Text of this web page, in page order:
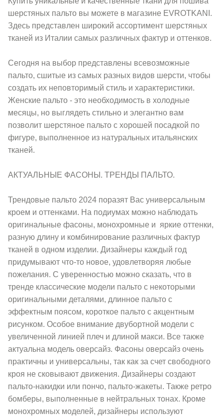
шерстяных пальто вы можете в магазине EVROTKANI.
Здесь представлен широкий ассортимент шерстяных
тканей из Италии самых различных фактур и оттенков.
Сегодня на выбор представлены всевозможные
пальто, сшитые из самых разных видов шерсти, чтобы
создать их неповторимый стиль и характеристики.
Женские пальто - это необходимость в холодные
месяцы, но выглядеть стильно и элегантно вам
позволит шерстяное пальто с хорошей посадкой по
фигуре, выполненное из натуральных итальянских
тканей.
АКТУАЛЬНЫЕ ФАСОНЫ. ТРЕНДЫ ПАЛЬТО.
Трендовые пальто 2024 поразят Вас универсальным
кроем и оттенками. На подиумах можно наблюдать
оригинальные фасоны, монохромные и яркие оттенки,
разную длину и комбинирование различных фактур
тканей в одном изделии. Дизайнеры каждый год
придумывают что-то новое, удовлетворяя любые
пожелания. С уверенностью можно сказать, что в
тренде классические модели пальто с некоторыми
оригинальными деталями, длинное пальто с
эффектным поясом, короткое пальто с акцентным
рисунком. Особое внимание двубортной модели с
увеличенной линией плеч и длиной макси. Все также
актуальна модель оверсайз. Фасоны оверсайз очень
практичны и универсальны, так как за счет свободного
кроя не сковывают движения. Дизайнеры создают
пальто-накидки или пончо, пальто-жакеты. Также ретро
бомберы, выполненные в нейтральных тонах. Кроме
монохромных моделей, дизайнеры используют